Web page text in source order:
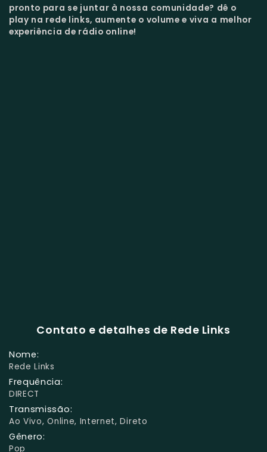
pronto para se juntar à nossa comunidade? dê o
play na rede links, aumente o volume e viva a melhor
experiência de rádio online!
Contato e detalhes de Rede Links
Nome:
Rede Links
Frequência:
DIRECT
Transmissão:
Ao Vivo, Online, Internet, Direto
Gênero:
Pop